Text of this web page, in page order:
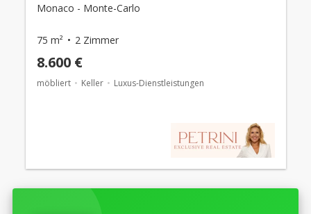
Monaco - Monte-Carlo
75 m² 2 Zimmer
8.600 €
möbliert Keller Luxus-Dienstleistungen